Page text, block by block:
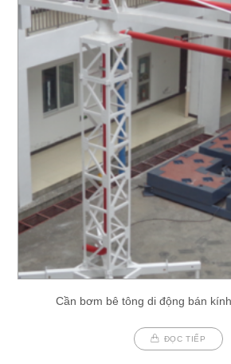
Cần bơm bê tông di động bán
ĐỌC TIẾP